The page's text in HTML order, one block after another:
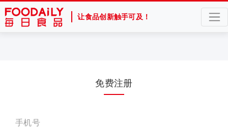
让食品创新触手可及！
免费注册
手机号